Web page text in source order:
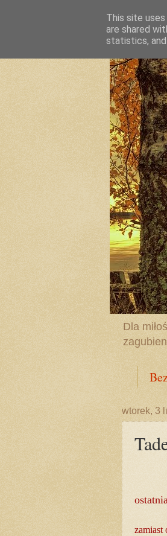
Dla
wtorek, 3
zamiast
This site
are shared
statistics,